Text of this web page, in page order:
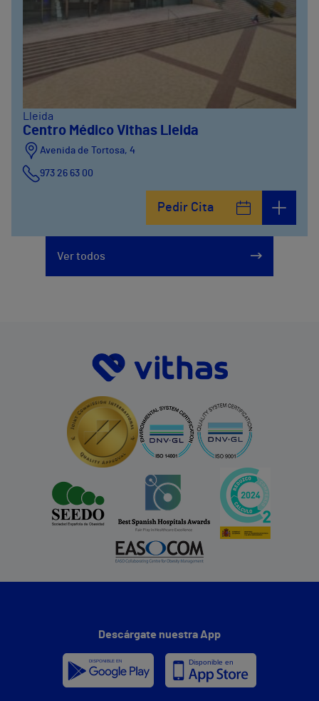
Lleida
Centro Médico Vithas Lleida
Avenida de Tortosa, 4
973 26 63 00
Pedir Cita
Ver todos
Descárgate nuestra App